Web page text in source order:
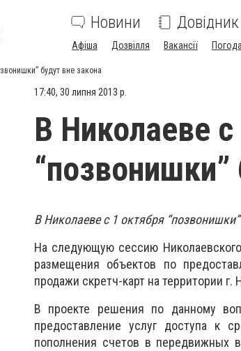
Новини Довідник
Афіша Дозвілля Вакансії Погода
будут вне закона
17:40, 30 липня 2013 р.
В Николаеве
“позвонишки”
В Николаеве с 1 октября
На следующую сессию
размещения объектов по
продажи скретч-карт на территории г.
В проекте решения по данному
предоставление услуг доступа к
пополнения счетов в передвижных